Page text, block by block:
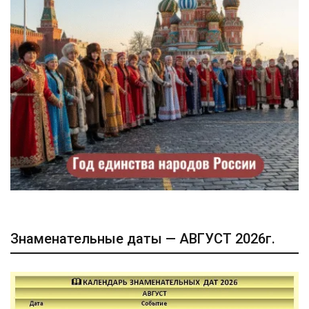
Знаменательные даты — АВГУСТ 2026г.